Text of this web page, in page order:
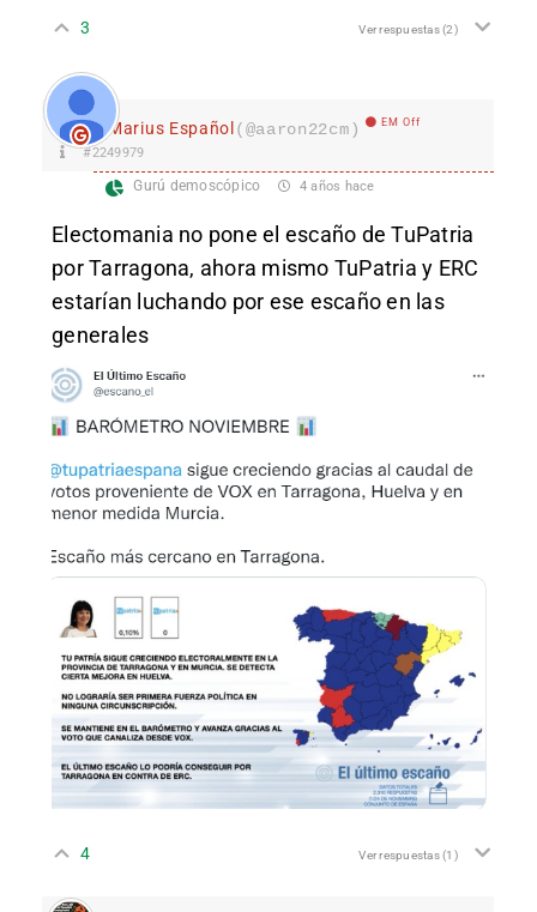
3 Ver respuestas(2)
Marius Español(@aaron22cm) EM Off
#2249979
Gurú demoscópico 4 años hace
Electomania no pone el escaño de TuPatria
por Tarragona, ahora mismo TuPatria y ERC
estarían luchando por ese escaño en las
generales
4 Ver respuestas(1)